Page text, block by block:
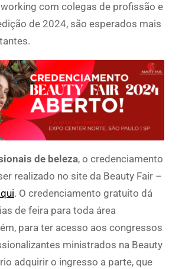
com colegas de profissão e
de 2024, são esperados mais
de beleza, o credenciamento
realizado no site da Beauty Fair –
. O credenciamento gratuito dá
de feira para toda área
para ter acesso aos congressos
ministrados na Beauty
adquirir o ingresso a parte, que